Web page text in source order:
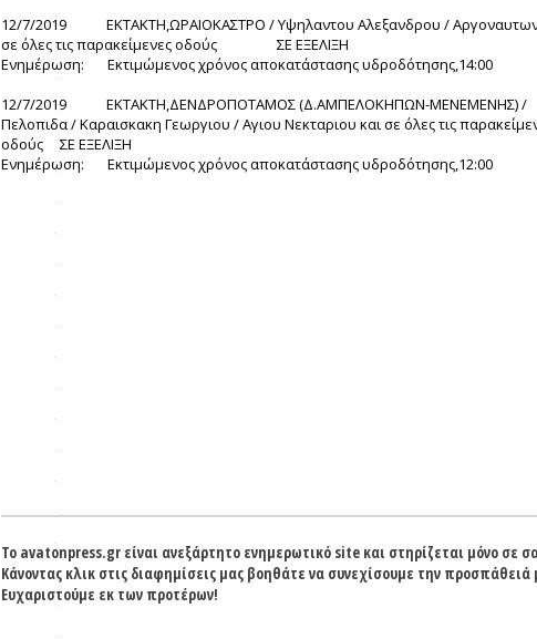
12/7/2019
ΕΚΤΑΚΤΗ,ΩΡΑΙΟΚΑΣΤΡΟ / Υψηλαντου Αλεξανδρου /
σε όλες τις παρακείμενες οδούς
ΣΕ ΕΞΕΛΙΞΗ
Ενημέρωση:
Εκτιμώμενος χρόνος αποκατάστασης υδροδότησης,14:00
12/7/2019
ΕΚΤΑΚΤΗ,ΔΕΝΔΡΟΠΟΤΑΜΟΣ (Δ.ΑΜΠΕΛΟΚΗΠΩΝ-ΜΕΝΕΜΕΝΗΣ) /
Πελοπιδα / Καραισκακη Γεωργιου / Αγιου Νεκταριου και σε όλες τις
οδούς
ΣΕ ΕΞΕΛΙΞΗ
Ενημέρωση:
Εκτιμώμενος χρόνος αποκατάστασης υδροδότησης,12:00
Το avatonpress.gr είναι ανεξάρτητο ενημερωτικό site και στηρίζεται μόνο σε
Κάνοντας κλικ στις διαφημίσεις μας βοηθάτε να συνεχίσουμε την προσπάθειά
Ευχαριστούμε εκ των προτέρων!